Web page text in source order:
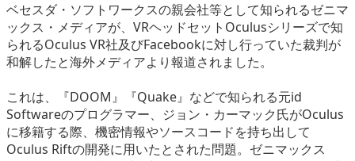
イベント/セミナー
eスポーツ
ベセスダ・ソフトワークスの親会社等として知られるゼニマ
ックス・メディアが、VRヘッドセットOculusシリーズで知
られるOculus VR社及びFacebookに対し行っていた裁判が
和解したと海外メディアより報道されました。
これは、『DOOM』『Quake』などで知られる元id
Softwareのプログラマー、ジョン・カーマック氏がOculus
に移籍する際、機密情報やソースコードを持ち出して
Oculus Riftの開発に用いたとされた問題。ゼニマックス